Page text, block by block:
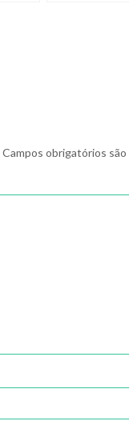
Campos obrigatórios